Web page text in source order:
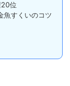
位
魚すくいのコツ